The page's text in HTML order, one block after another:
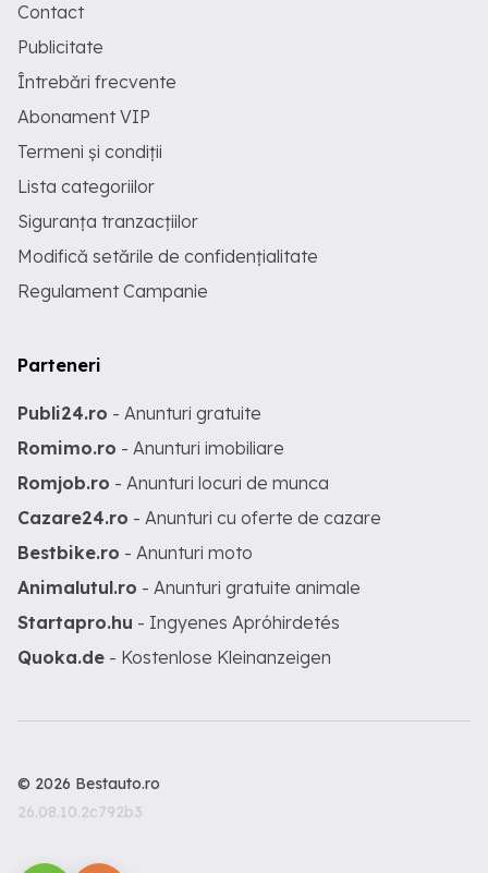
Contact
Publicitate
Întrebări frecvente
Abonament VIP
Termeni și condiții
Lista categoriilor
Siguranța tranzacțiilor
Modifică setările de confidențialitate
Regulament Campanie
Parteneri
Publi24.ro - Anunturi gratuite
Romimo.ro - Anunturi imobiliare
Romjob.ro - Anunturi locuri de munca
Cazare24.ro - Anunturi cu oferte de cazare
Bestbike.ro - Anunturi moto
Animalutul.ro - Anunturi gratuite animale
Startapro.hu - Ingyenes Apróhirdetés
Quoka.de - Kostenlose Kleinanzeigen
© 2026 Bestauto.ro
26.08.10.2c792b3